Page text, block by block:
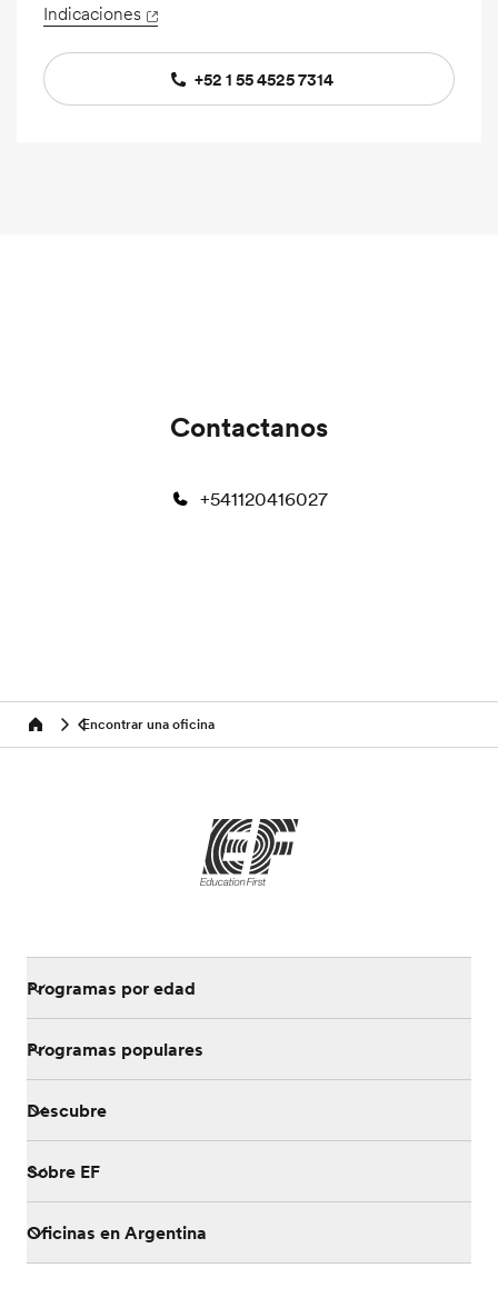
+52 1 55 4525 7314
Indicaciones
Contactanos
+541120416027
Home Encontrar una oficina
Programas por edad
Programas populares
Descubre
Sobre EF
Oficinas en Argentina